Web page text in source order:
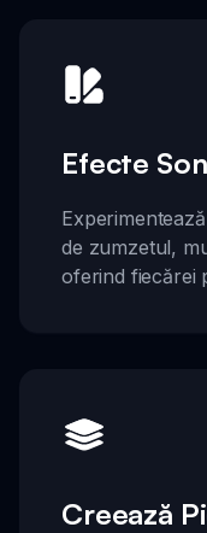
Efecte
de zumzetul,
oferind fiecărei
Creează